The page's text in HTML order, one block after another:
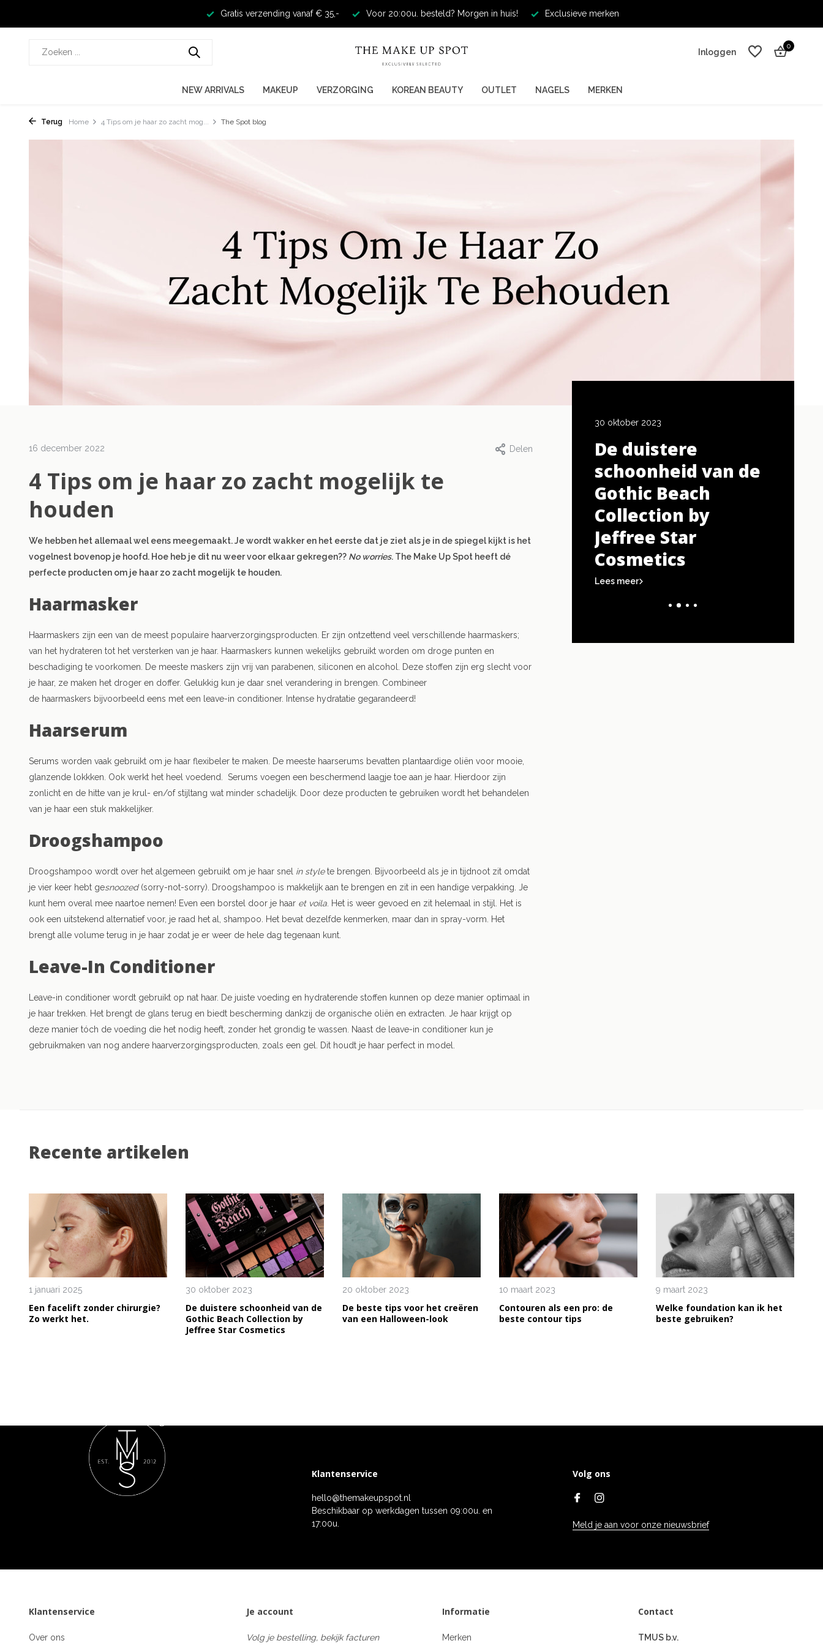
Gratis verzending vanaf € 35,- Voor 20:00u. besteld? Morgen in huis! Exclusieve merken
Inloggen
Account aanmaken
0
NEW ARRIVALS MAKEUP VERZORGING KOREAN BEAUTY OUTLET NAGELS MERKEN
Terug Home 4 Tips om je haar zo zacht mog... The Spot blog
16 december 2022 Delen
4 Tips om je haar zo zacht mogelijk te
houden
We hebben het allemaal wel eens meegemaakt. Je wordt wakker en het eerste dat je ziet als je in de spiegel kijkt is het
vogelnest bovenop je hoofd. Hoe heb je dit nu weer voor elkaar gekregen?? No worries. The Make Up Spot heeft dé
perfecte producten om je haar zo zacht mogelijk te houden.
Haarmasker
Haarmaskers zijn een van de meest populaire haarverzorgingsproducten. Er zijn ontzettend veel verschillende haarmaskers;
van het hydrateren tot het versterken van je haar. Haarmaskers kunnen wekelijks gebruikt worden om droge punten en
beschadiging te voorkomen. De meeste maskers zijn vrij van parabenen, siliconen en alcohol. Deze stoffen zijn erg slecht voor
je haar, ze maken het droger en doffer. Gelukkig kun je daar snel verandering in brengen. Combineer
de haarmaskers bijvoorbeeld eens met een leave-in conditioner. Intense hydratatie gegarandeerd!
Haarserum
Serums worden vaak gebruikt om je haar flexibeler te maken. De meeste haarserums bevatten plantaardige oliën voor mooie,
glanzende lokkken. Ook werkt het heel voedend. Serums voegen een beschermend laagje toe aan je haar. Hierdoor zijn
zonlicht en de hitte van je krul- en/of stijltang wat minder schadelijk. Door deze producten te gebruiken wordt het behandelen
van je haar een stuk makkelijker.
Droogshampoo
Droogshampoo wordt over het algemeen gebruikt om je haar snel in stylete brengen. Bijvoorbeeld als je in tijdnoot zit omdat
je vier keer hebt gesnoozed(sorry-not-sorry). Droogshampoo is makkelijk aan te brengen en zit in een handige verpakking. Je
kunt hem overal mee naartoe nemen! Even een borstel door je haar et voila . Het is weer gevoed en zit helemaal in stijl. Het is
ook een uitstekend alternatief voor, je raad het al, shampoo. Het bevat dezelfde kenmerken, maar dan in spray-vorm. Het
brengt alle volume terug in je haar zodat je er weer de hele dag tegenaan kunt.
Leave-In Conditioner
Leave-in conditioner wordt gebruikt op nat haar. De juiste voeding en hydraterende stoffen kunnen op deze manier optimaal in
je haar trekken. Het brengt de glans terug en biedt bescherming dankzij de organische oliën en extracten. Je haar krijgt op
deze manier tóch de voeding die het nodig heeft, zonder het grondig te wassen. Naast de leave-in conditioner kun je
gebruikmaken van nog andere haarverzorgingsproducten, zoals een gel. Dit houdt je haar perfect in model.
De beste tips voor
het creëren van
een Halloween-
look
Lees meer
pro: de beste
contour tips
Een facelift zonder
chirurgie? Zo werkt
het.
30 oktober 2023
De duistere
schoonheid van de
Gothic Beach
Collection by
Jeffree Star
Cosmetics
Lees meer
Recente artikelen
1 januari 2025
Een facelift zonder chirurgie?
Zo werkt het.
30 oktober 2023
De duistere schoonheid van de
Gothic Beach Collection by
Jeffree Star Cosmetics
20 oktober 2023
De beste tips voor het creëren
van een Halloween-look
10 maart 2023
Contouren als een pro: de
beste contour tips
9 maart 2023
Welke foundation kan ik het
beste gebruiken?
Klantenservice
hello@themakeupspot.nl
Beschikbaar op werkdagen tussen 09:00u. en
17:00u.
Volg ons
Meld je aan voor onze nieuwsbrief
Klantenservice
Over ons
Je account
Volg je bestelling, bekijk facturen
Informatie
Merken
Contact
TMUS b.v.